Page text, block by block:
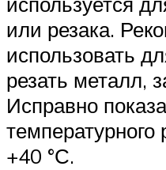
или резака.
использовать
резать металл,
Исправно
+40 °С.